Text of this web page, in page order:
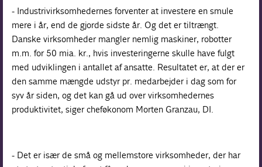
- Industrivirksomhedernes forventer at investere en smule
mere i år, end de gjorde sidste år. Og det er tiltrængt.
Danske virksomheder mangler nemlig maskiner, robotter
m.m. for 50 mia. kr., hvis investeringerne skulle have fulgt
med udviklingen i antallet af ansatte. Resultatet er, at der er
den samme mængde udstyr pr. medarbejder i dag som for
syv år siden, og det kan gå ud over virksomhedernes
produktivitet, siger cheføkonom Morten Granzau, DI.
- Det er især de små og mellemstore virksomheder, der har